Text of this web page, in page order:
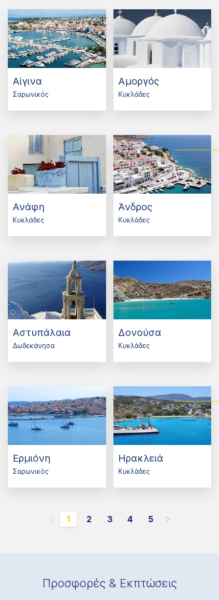
Αίγινα
Σαρωνικός
Αμοργός
Κυκλάδες
Ανάφη
Κυκλάδες
Άνδρος
Κυκλάδες
Αστυπάλαια
Δωδεκάνησα
Δονούσα
Κυκλάδες
Ερμιόνη
Σαρωνικός
Ηρακλειά
Κυκλάδες
1 2 3 4 5
Προσφορές & Εκπτώσεις